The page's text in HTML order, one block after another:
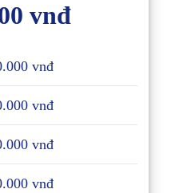
vnđ
vnđ
vnđ
vnđ
vnđ